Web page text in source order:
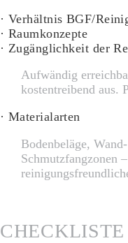
· Verhältnis BGF/
· Raumkonzepte
· Zugänglichkeit der
Aufwändig
kostentreibend aus.
· Materialarten
Bodenbeläge,
Schmutzfangzonen